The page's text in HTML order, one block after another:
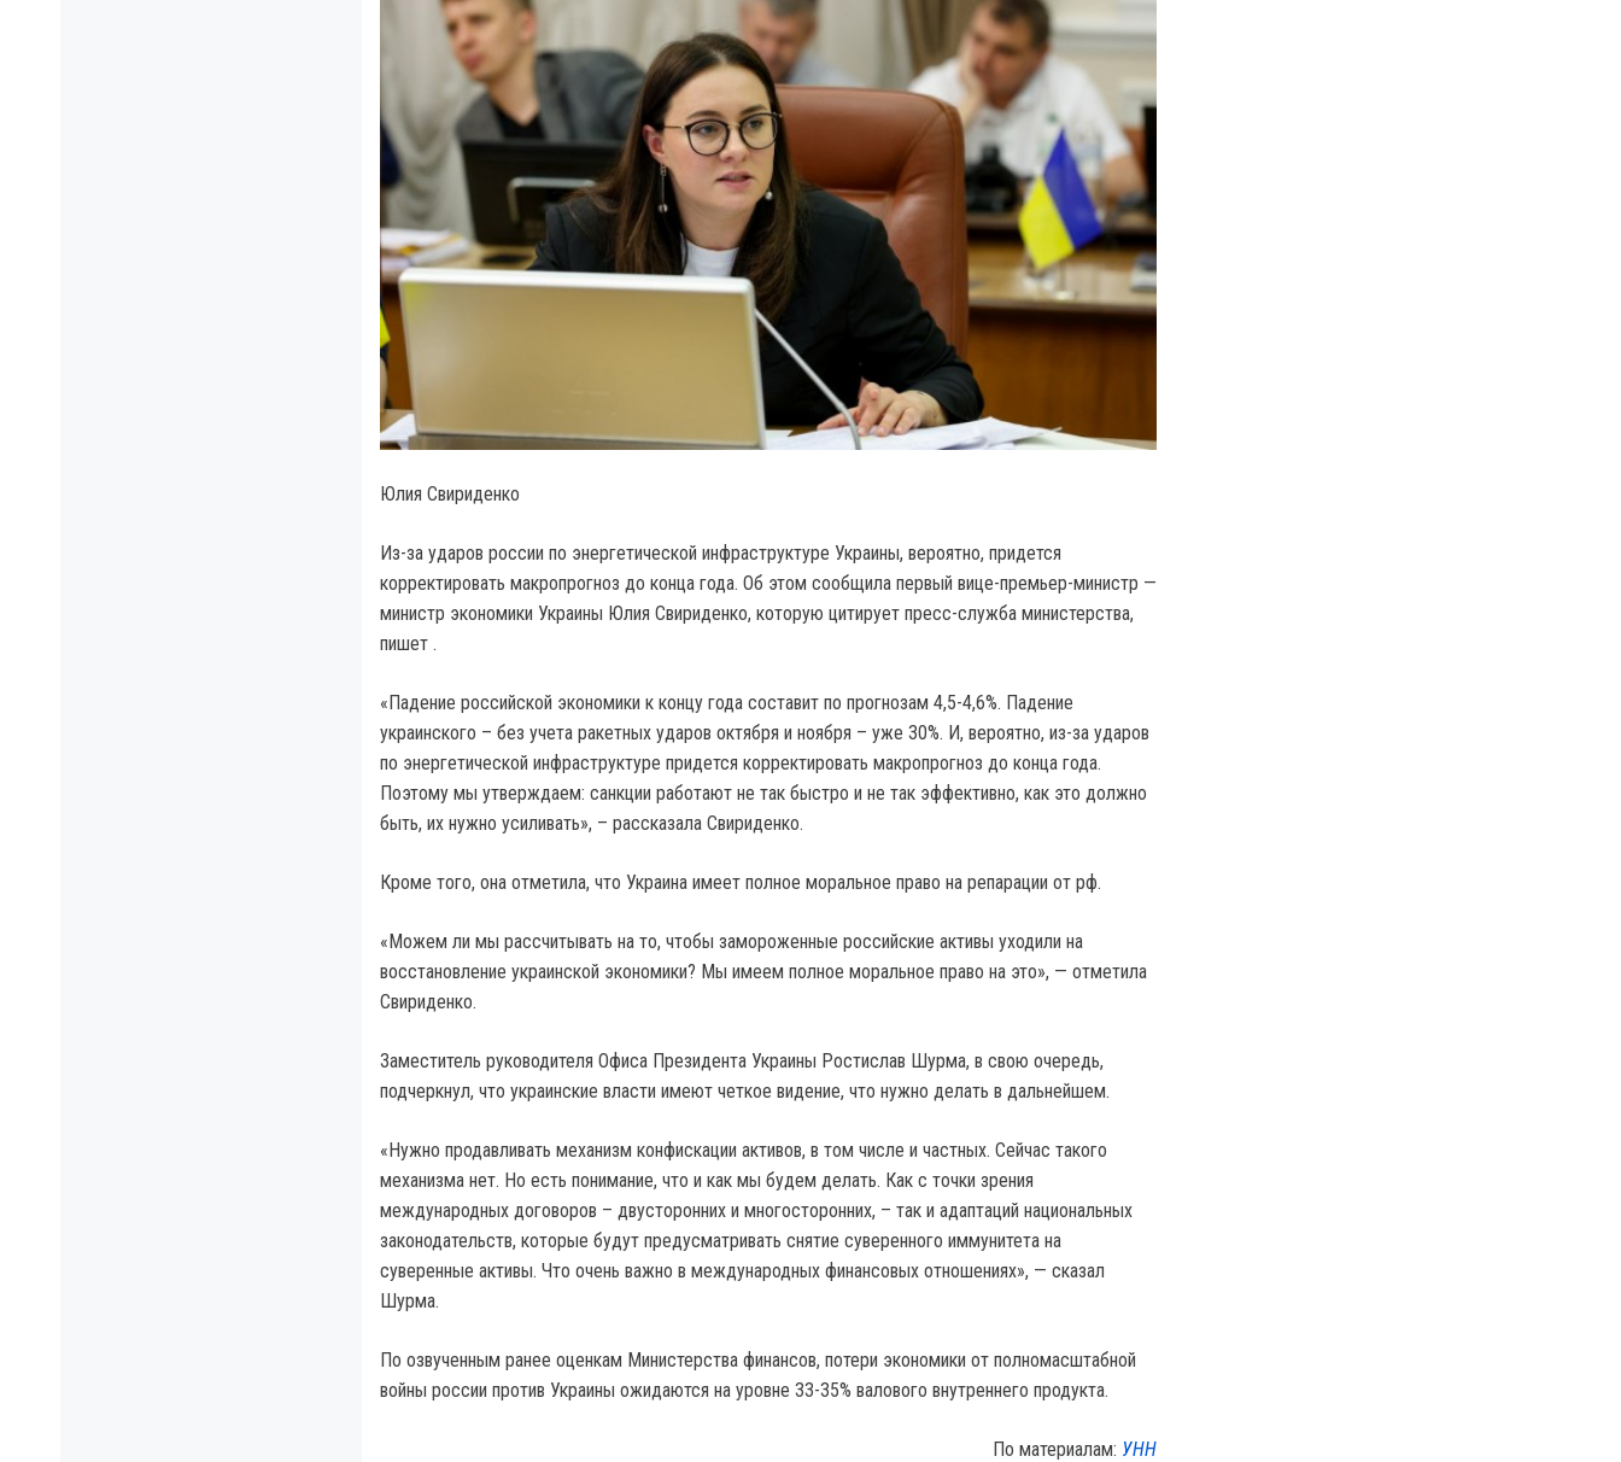
Юлия Свириденко
Из-за ударов россии по энергетической инфраструктуре Украины, вероятно, придется
корректировать макропрогноз до конца года. Об этом сообщила первый вице-премьер-министр —
министр экономики Украины Юлия Свириденко, которую цитирует пресс-служба министерства,
пишет .
«Падение российской экономики к концу года составит по прогнозам 4,5-4,6%. Падение
украинского – без учета ракетных ударов октября и ноября – уже 30%. И, вероятно, из-за ударов
по энергетической инфраструктуре придется корректировать макропрогноз до конца года.
Поэтому мы утверждаем: санкции работают не так быстро и не так эффективно, как это должно
быть, их нужно усиливать», – рассказала Свириденко.
Кроме того, она отметила, что Украина имеет полное моральное право на репарации от рф.
«Можем ли мы рассчитывать на то, чтобы замороженные российские активы уходили на
восстановление украинской экономики? Мы имеем полное моральное право на это», — отметила
Свириденко.
Заместитель руководителя Офиса Президента Украины Ростислав Шурма, в свою очередь,
подчеркнул, что украинские власти имеют четкое видение, что нужно делать в дальнейшем.
«Нужно продавливать механизм конфискации активов, в том числе и частных. Сейчас такого
механизма нет. Но есть понимание, что и как мы будем делать. Как с точки зрения
международных договоров – двусторонних и многосторонних, – так и адаптаций национальных
законодательств, которые будут предусматривать снятие суверенного иммунитета на
суверенные активы. Что очень важно в международных финансовых отношениях», — сказал
Шурма.
По озвученным ранее оценкам Министерства финансов, потери экономики от полномасштабной
войны россии против Украины ожидаются на уровне 33-35% валового внутреннего продукта.
По материалам: УНН